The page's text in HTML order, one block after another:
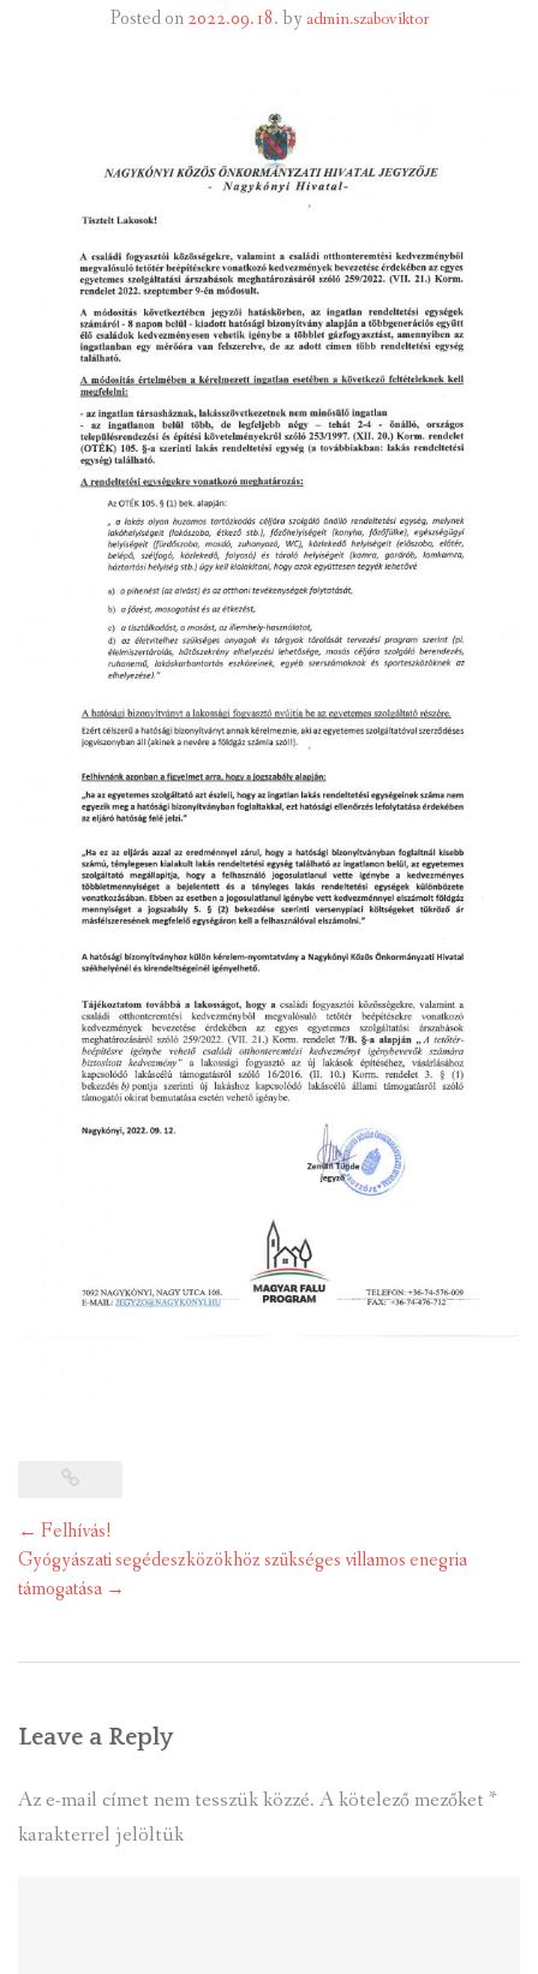
GALÉRIA
KAPCSOLAT
LETÖLTHETŐ NYOMTATVÁNYOK
VÁLASZTÁS 2026
TELEPÜLÉSIKÉPVISELŐI VAGYONNYILATKOZATOK – 2026.
ROMA NEMZETISÉGI ÖNKORMÁNYZATI KÉPVISELŐK
VAGYONNYILATKOZATA – 2026. ÉV
Posted on2022.09.18.by admin.szaboviktor
Post
navigation
← Felhívás!
Gyógyászati segédeszközökhöz szükséges villamos enegria
támogatása →
Leave a Reply
Az e-mail címet nem tesszük közzé. A kötelező mezőket *
karakterrel jelöltük